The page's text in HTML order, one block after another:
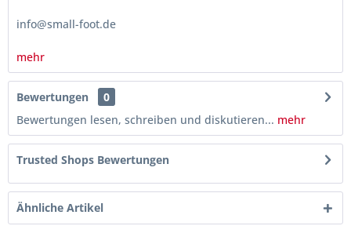
info@small-foot.de
mehr
Bewertungen
0
Bewertungen lesen, schreiben und diskutieren... mehr
Trusted Shops Bewertungen
Ähnliche Artikel